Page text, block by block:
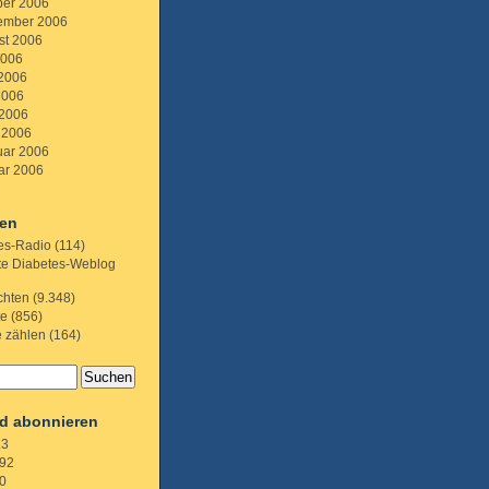
2006
2006
2006
2006
2006
Radio (114)
Diabetes-Weblog
(9.348)
(856)
zählen (164)
abonnieren